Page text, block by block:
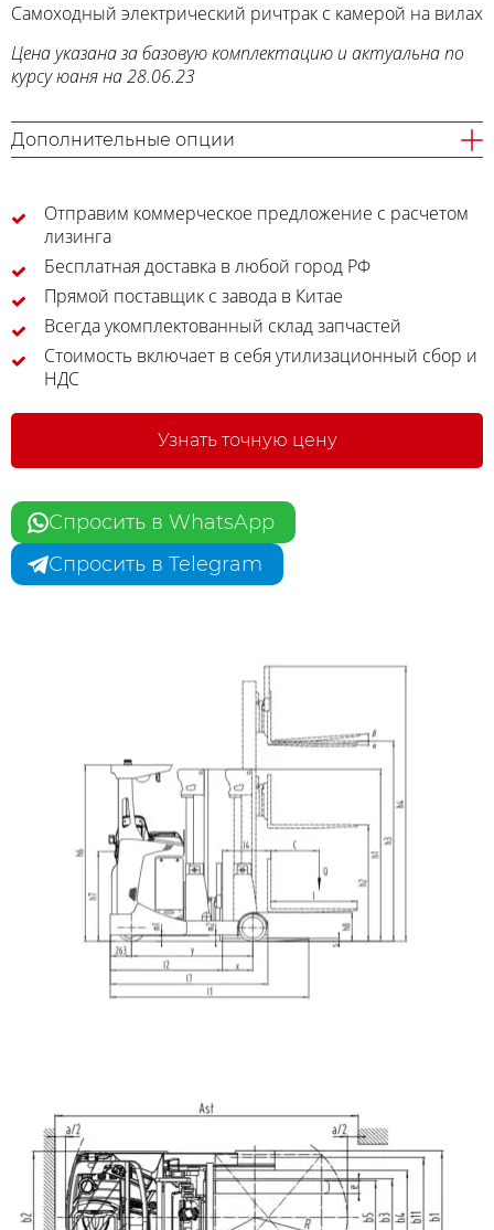
Самоходный электрический ричтрак с камерой на вилах
Цена указана за базовую комплектацию и актуальна по
курсу юаня на 28.06.23
Дополнительные опции
Отправим коммерческое предложение с расчетом
лизинга
Бесплатная доставка в любой город РФ
Прямой поставщик с завода в Китае
Всегда укомплектованный склад запчастей
Стоимость включает в себя утилизационный сбор и
НДС
Узнать точную цену
Спросить в WhatsApp
Спросить в Telegram